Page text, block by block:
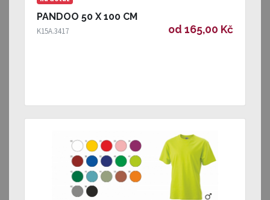
PANDOO 50 X 100 CM
K15A.3417 od 165,00 Kč